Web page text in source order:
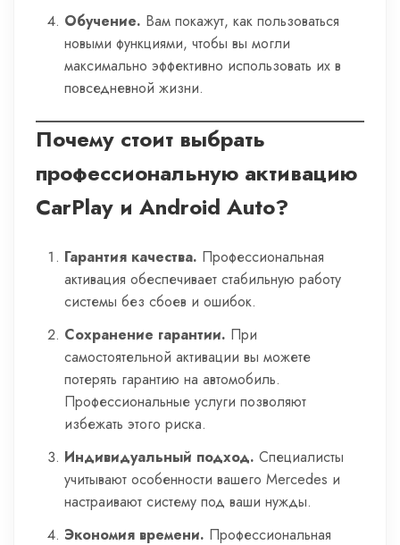
Обучение. Вам покажут, как пользоваться
новыми функциями, чтобы вы могли
максимально эффективно использовать их в
повседневной жизни.
Почему стоит выбрать
профессиональную активацию
CarPlay и Android Auto?
Гарантия качества. Профессиональная
активация обеспечивает стабильную работу
системы без сбоев и ошибок.
Сохранение гарантии. При
самостоятельной активации вы можете
потерять гарантию на автомобиль.
Профессиональные услуги позволяют
избежать этого риска.
Индивидуальный подход. Специалисты
учитывают особенности вашего Mercedes и
настраивают систему под ваши нужды.
Экономия времени. Профессиональная